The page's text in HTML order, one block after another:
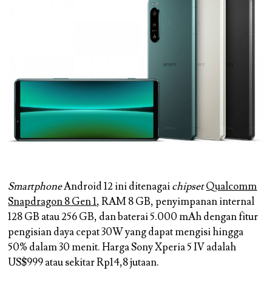
SmartphoneAndroid 12 ini ditenagaichipsetQualcomm
Snapdragon 8 Gen 1, RAM 8 GB, penyimpanan internal
128 GB atau 256 GB, dan baterai 5.000 mAh dengan fitur
pengisian daya cepat 30W yang dapat mengisi hingga
50% dalam 30 menit. Harga Sony Xperia 5 IV adalah
US$999 atau sekitar Rp14,8 jutaan.